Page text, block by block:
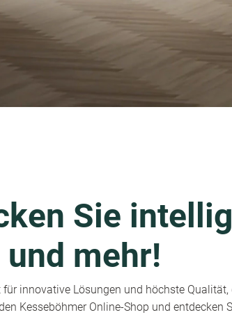
Sie
und mehr!
für innovative Lösungen und höchste
Kesseböhmer Online-Shop und